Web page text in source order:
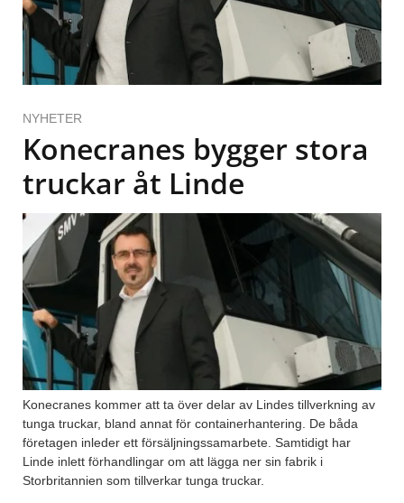
NYHETER
Konecranes bygger stora
truckar åt Linde
Konecranes kommer att ta över delar av Lindes tillverkning av
tunga truckar, bland annat för containerhantering. De båda
företagen inleder ett försäljningssamarbete. Samtidigt har
Linde inlett förhandlingar om att lägga ner sin fabrik i
Storbritannien som tillverkar tunga truckar.